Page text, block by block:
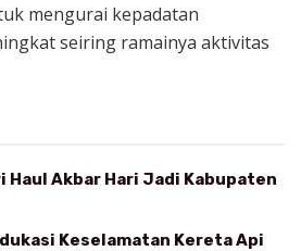
mengurai kepadatan
seiring ramainya aktivitas
Haul Akbar Hari Jadi Kabupaten
Keselamatan Kereta Api